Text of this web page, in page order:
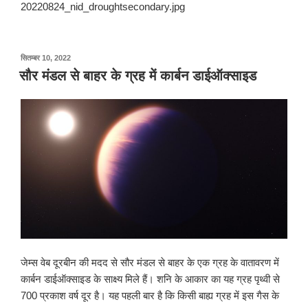
20220824_nid_droughtsecondary.jpg
सितम्बर 10, 2022पर
प्रकाशित
किया
सौर मंडल से बाहर के ग्रह में कार्बन डाईऑक्साइड
जेम्स वेब दूरबीन की मदद से सौर मंडल से बाहर के एक ग्रह के वातावरण में
कार्बन डाईऑक्साइड के साक्ष्य मिले हैं। शनि के आकार का यह ग्रह पृथ्वी से
700 प्रकाश वर्ष दूर है। यह पहली बार है कि किसी बाह्य ग्रह में इस गैस के